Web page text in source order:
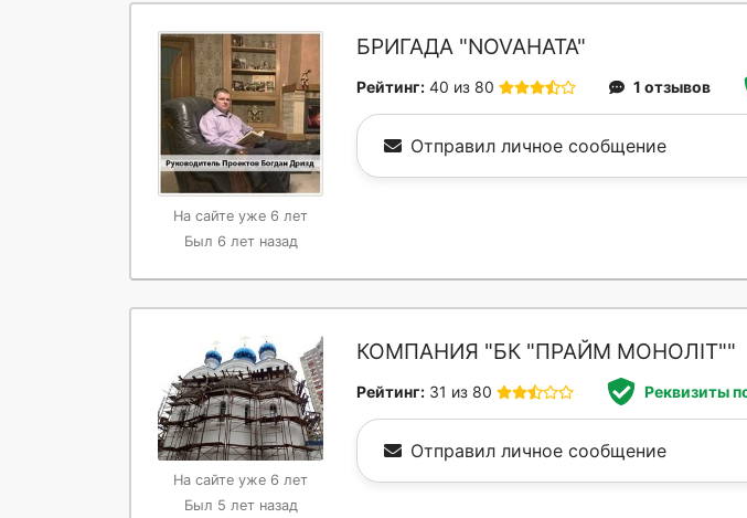
На сайте уже 6 лет
Был 6 лет назад
БРИГАДА "NOVAHATA"
Рейтинг: 40 из 80 1 отзывов
Отправил личное сообщение
На сайте уже 6 лет
Был 5 лет назад
КОМПАНИЯ "БК "ПРАЙМ МОНОЛІТ""
Рейтинг: 31 из 80 Реквизиты
Отправил личное сообщение